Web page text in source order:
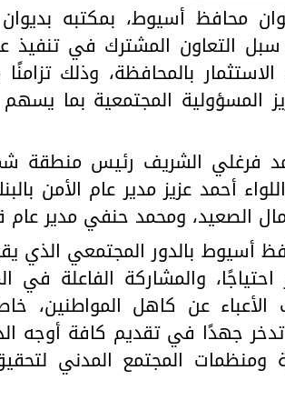
محافظ أسيوط، بمكتبه
سبل التعاون المشترك في تنفيذ
بالمحافظة، وذلك
المسؤولية المجتمعية بما
فرغلي الشريف رئيس منطقة
أحمد عزيز مدير عام الأمن
الصعيد، ومحمد حنفي مدير
أسيوط بالدور المجتمعي الذي
والمشاركة الفاعلة في
عن كاهل المواطنين،
تدخر جهدًا في تقديم كافة أوجه
ومنظمات المجتمع المدني